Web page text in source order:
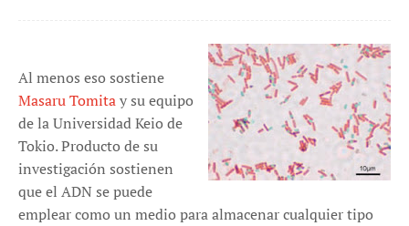
Al menos eso sostiene
Masaru Tomitay su equipo
de la Universidad Keio de
Tokio. Producto de su
investigación sostienen
que el ADN se puede
emplear como un medio para almacenar cualquier tipo